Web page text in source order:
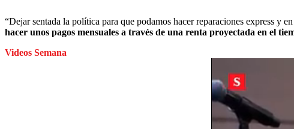
“Dejar sentada la política para que podamos hacer reparaciones express y
hacer unos pagos mensuales a través de una renta proyectada en el
Videos Semana